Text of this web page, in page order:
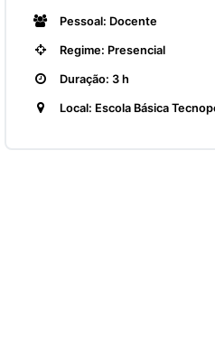
Pessoal: Docente
Regime: Presencial
Duração: 3 h
Local: Escola Básica